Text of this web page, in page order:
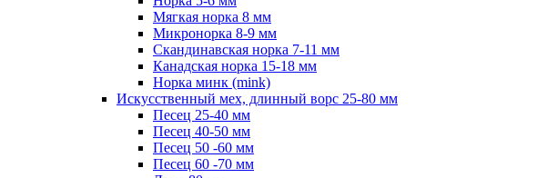
Мягкая норка 8 мм
Микронорка 8-9 мм
Скандинавская норка 7-11 мм
Канадская норка 15-18 мм
Норка минк (mink)
Искусственный мех, длинный ворс 25-80 мм
Песец 25-40 мм
Песец 40-50 мм
Песец 50 -60 мм
Песец 60 -70 мм